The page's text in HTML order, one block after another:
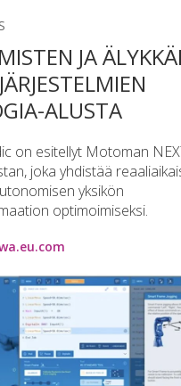
JA
ALUSTA
on esitellyt Motoman
joka yhdistää
yksikön
optimoimiseksi.